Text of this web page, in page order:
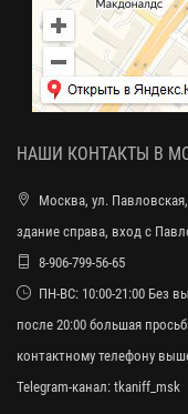
НАШИ КОНТАКТЫ В
Москва, ул.
здание справа, вход с
8-906-799-56-65
ПН-ВС: 10:00-21:00 Без
после 20:00 большая
контактному телефону
Telegram-канал: tkaniff_msk